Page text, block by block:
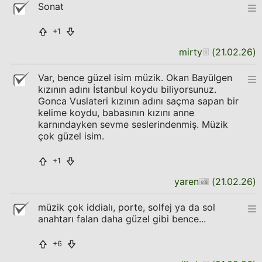
Sonat
+1
mirty (21.02.26)
Var, bence güzel isim müzik. Okan Bayülgen
kızının adını İstanbul koydu biliyorsunuz.
Gonca Vuslateri kızının adını saçma sapan bir
kelime koydu, babasının kızını anne
karnındayken sevme seslerindenmiş. Müzik
çok güzel isim.
+1
yaren (21.02.26)
müzik çok iddialı, porte, solfej ya da sol
anahtarı falan daha güzel gibi bence...
+6